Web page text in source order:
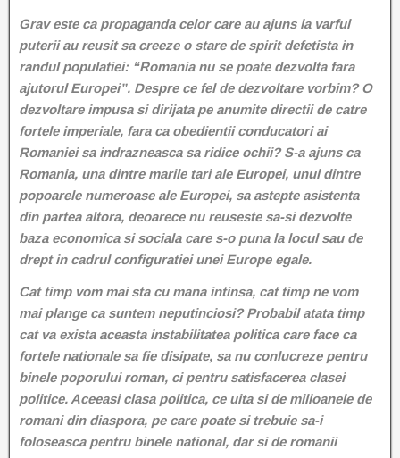
Grav este ca propaganda celor care au ajuns la varful
puterii au reusit sa creeze o stare de spirit defetista in
randul populatiei: “Romania nu se poate dezvolta fara
ajutorul Europei”. Despre ce fel de dezvoltare vorbim? O
dezvoltare impusa si dirijata pe anumite directii de catre
fortele imperiale, fara ca obedientii conducatori ai
Romaniei sa indrazneasca sa ridice ochii? S-a ajuns ca
Romania, una dintre marile tari ale Europei, unul dintre
popoarele numeroase ale Europei, sa astepte asistenta
din partea altora, deoarece nu reuseste sa-si dezvolte
baza economica si sociala care s-o puna la locul sau de
drept in cadrul configuratiei unei Europe egale.
Cat timp vom mai sta cu mana intinsa, cat timp ne vom
mai plange ca suntem neputinciosi? Probabil atata timp
cat va exista aceasta instabilitatea politica care face ca
fortele nationale sa fie disipate, sa nu conlucreze pentru
binele poporului roman, ci pentru satisfacerea clasei
politice. Aceeasi clasa politica, ce uita si de milioanele de
romani din diaspora, pe care poate si trebuie sa-i
foloseasca pentru binele national, dar si de romanii